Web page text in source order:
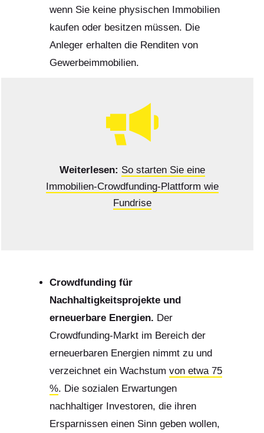
wenn Sie keine physischen Immobilien
kaufen oder besitzen müssen. Die
Anleger erhalten die Renditen von
Gewerbeimmobilien.
Weiterlesen: So starten Sie eine
Immobilien-Crowdfunding-Plattform wie
Fundrise
Crowdfunding für
Nachhaltigkeitsprojekte und
erneuerbare Energien. Der
Crowdfunding-Markt im Bereich der
erneuerbaren Energien nimmt zu und
verzeichnet ein Wachstum von etwa 75
%. Die sozialen Erwartungen
nachhaltiger Investoren, die ihren
Ersparnissen einen Sinn geben wollen,